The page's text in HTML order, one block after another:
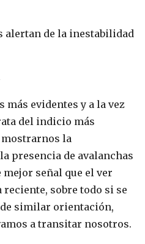
alertan de la inestabilidad
más evidentes y a la vez
del indicio más
la
presencia de avalanchas
mejor señal que el ver
sobre todo si se
similar orientación,
a transitar nosotros.